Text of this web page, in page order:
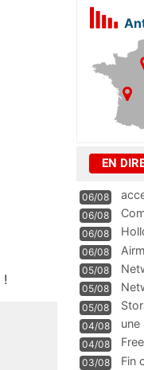
!
EN
06/08
06/08
06/08
06/08
05/08
05/08
05/08
04/08
WIFI
04/08
03/08 Fin